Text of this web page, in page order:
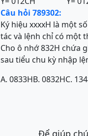
Câu hỏi 789302:
Ký hiệu xxxxH là một
tác và lệnh chỉ có một
Cho ô nhớ 832H chứa
sau tiểu chu kỳ nhập
A. 0833HB. 0832HC.
Để giúp